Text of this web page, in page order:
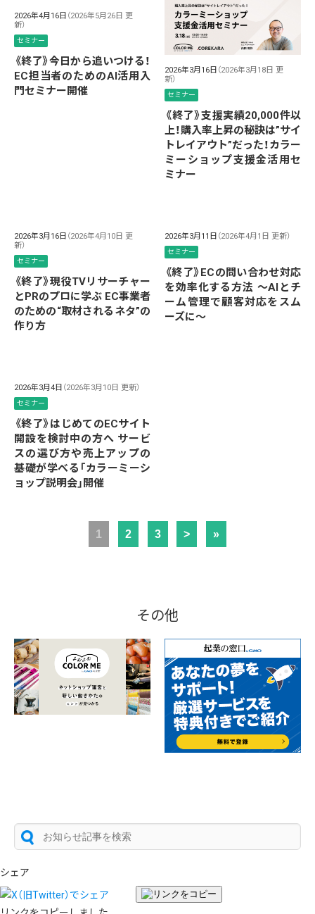
2026年4月16日 （2026年5月26日 更
新）
セミナー
《終了》今日から追いつける！
EC担当者のためのAI活用入
門セミナー開催
2026年3月16日 （2026年3月18日 更
新）
セミナー
《終了》支援実績20,000件以
上！購入率上昇の秘訣は”サイ
トレイアウト”だった！カラー
ミーショップ支援金活用セ
ミナー
2026年3月16日 （2026年4月10日 更
新）
セミナー
《終了》現役TVリサーチャー
とPRのプロに学ぶ EC事業者
のための“取材されるネタ”の
作り方
2026年3月11日 （2026年4月1日 更新）
セミナー
《終了》ECの問い合わせ対応
を効率化する方法 ～AIとチ
ーム管理で顧客対応をスム
ーズに～
2026年3月4日 （2026年3月10日 更新）
セミナー
《終了》はじめてのECサイト
開設を検討中の方へ サービ
スの選び方や売上アップの
基礎が学べる「カラーミーシ
ョップ説明会」開催
1 2 3 > »
その他
シェア